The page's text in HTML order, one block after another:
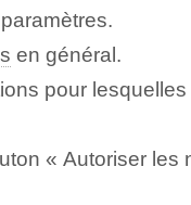
en général.
pour
« Autoriser les